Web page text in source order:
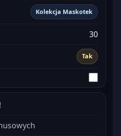
Kolekcja Maskotek
Tak
30